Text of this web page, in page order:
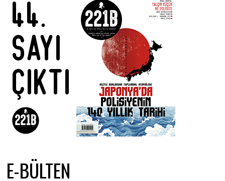
E-BÜLTEN